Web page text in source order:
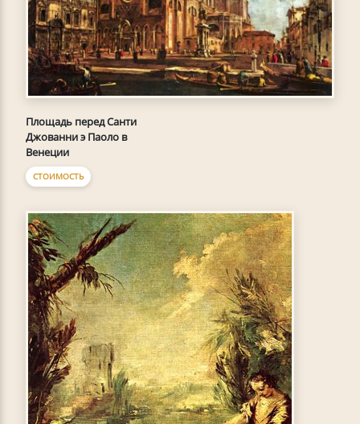
Площадь перед Санти
Джованни э Паоло в
Венеции
СТОИМОСТЬ